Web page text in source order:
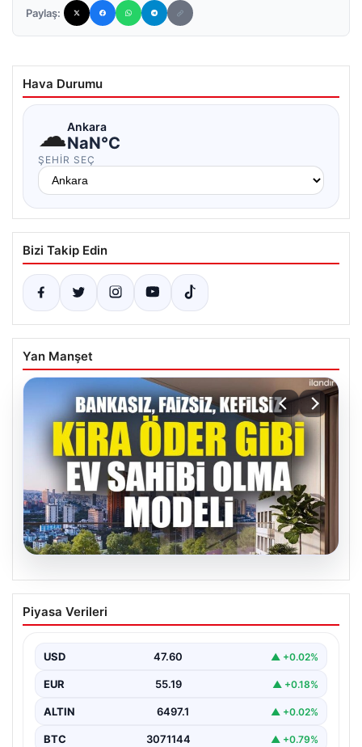
Paylaş:
Hava Durumu
☁Ankara
NaN°C
ŞEHIR SEÇ
Bizi Takip Edin
Yan Manşet
05.08.2026
DAP Yapı’dan Yenilikçi Bir Adım: Emlak
Konut Güvencesiyle Kendi Kendini
Hayata Geçiyor
Gayrimenkul sektöründe prestijli ve yenilikçi
projeleriyle tanınan DAP Gayrimenkul Geliştirme, dikkat
çekici bir adım…
Piyasa Verileri
USD 47.60 ▲ +0.02%
EUR 55.19 ▲ +0.18%
ALTIN 6497.1 ▲ +0.02%
BTC 3071144 ▲ +0.79%